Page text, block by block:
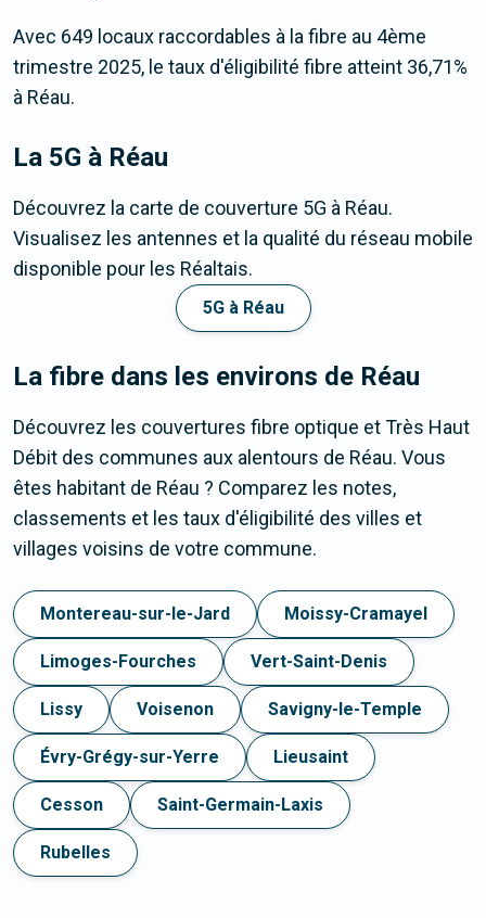
Avec 649 locaux raccordables à la fibre au 4ème
trimestre 2025, le taux d'éligibilité fibre atteint 36,71%
à Réau.
La 5G à Réau
Découvrez la carte de couverture 5G à Réau.
Visualisez les antennes et la qualité du réseau mobile
disponible pour les Réaltais.
5G à Réau
La fibre dans les environs de Réau
Découvrez les couvertures fibre optique et Très Haut
Débit des communes aux alentours de Réau. Vous
êtes habitant de Réau ? Comparez les notes,
classements et les taux d'éligibilité des villes et
villages voisins de votre commune.
Montereau-sur-le-Jard Moissy-Cramayel
Limoges-Fourches Vert-Saint-Denis
Lissy Voisenon Savigny-le-Temple
Évry-Grégy-sur-Yerre Lieusaint
Cesson Saint-Germain-Laxis
Rubelles